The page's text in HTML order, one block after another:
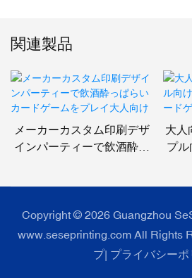
関連製品
メーカーカスタム印刷デザ
インパーティーで飲酒酔っ
大人
プル
Copyright © 2026 Guangzhou
www.seseprinting.com All Rights
プ| プライバシーポ